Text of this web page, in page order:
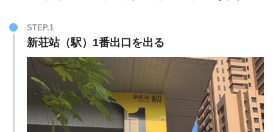
STEP.1
新荘站（駅）1番出口を出る